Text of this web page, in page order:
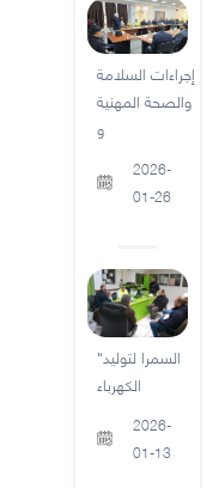
إجراءات السلامة
والصحة المهنية
و
2026-
01-26
"السمرا لتوليد
الكهرباء
2026-
01-13